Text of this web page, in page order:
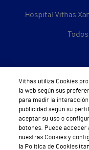
Hospital Vithas
Vithas utiliza Cookies
la web según sus
para medir la
publicidad según su
aceptar su uso o
botones. Puede
nuestras Cookies y
la Política de Cookies